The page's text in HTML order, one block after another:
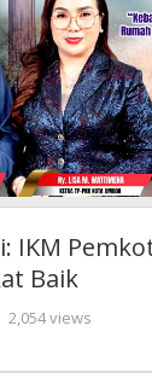
IKM
Baik
2,054 views